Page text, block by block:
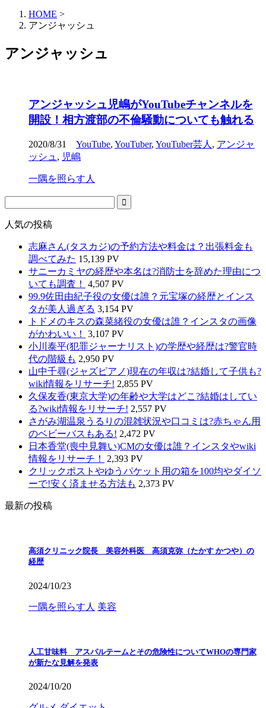
HOME >
アンジャッシュ
アンジャッシュ
アンジャッシュ児嶋がYouTubeチャンネルを
開設！相方渡部の不倫騒動についても触れる
2020/8/31 YouTube, YouTuber, YouTuber芸人 , アンジャ
ッシュ , 児嶋
一隅を照らす人
人気の投稿
志麻さん(タスカジ)の予約方法や料金は？出張料金も
調べてみた 15,139 PV
サニーカミヤの経歴や本名は?消防士を辞めた理由につ
いても調査！
4,507 PV
99.9佐田由紀子役の女優は誰？元宝塚の経歴とインス
タが美人過ぎる 3,154 PV
トドメのキスの森菜緒役の女優は誰？インスタの画像
がかわいい！
3,107 PV
小川泰平(犯罪ジャーナリスト)の学歴や経歴は?警官時
代の階級も 2,950 PV
山中千尋(ジャズピアノ)現在の年収は?結婚して子供も?
wiki情報をリサーチ! 2,855 PV
久保友香(東京大学)の年齢や大学はどこ?結婚はしてい
る?wiki情報をリサーチ! 2,557 PV
さがみ湖温泉うるりの混雑状況や口コミは?赤ちゃん用
のベビーバスもある! 2,472 PV
日本香堂(喪中見舞い)CMの女優は誰？インスタやwiki
情報をリサーチ！
2,393 PV
クリックポストやゆうパケット用の箱を100均やダイソ
ーで!安く済ませる方法も 2,373 PV
最新の投稿
高須クリニック院長 美容外科医 高須克弥（たかす かつや）の
経歴
2024/10/23
一隅を照らす人 美容
人工甘味料 アスパルテームとその危険性についてWHOの専門家
が新たな見解を発表
2024/10/20